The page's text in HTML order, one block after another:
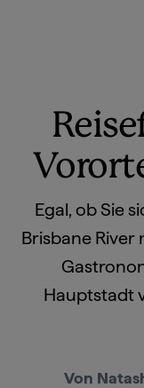
Egal, ob Sie
Brisbane River
Hauptstadt
Von